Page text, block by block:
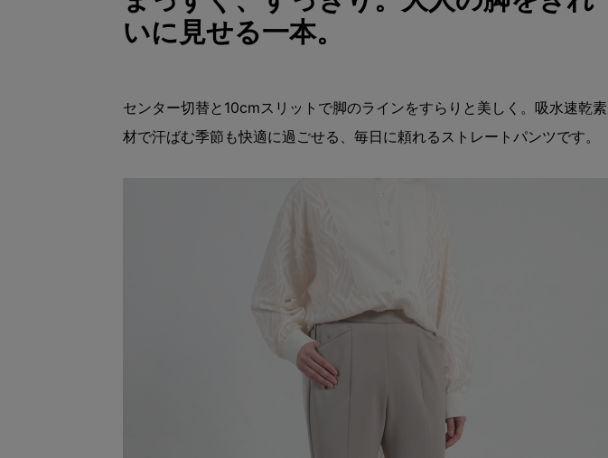
いに見せる一本。
センター切替と10cmスリットで脚のラインをすらりと美しく。吸水速乾素
材で汗ばむ季節も快適に過ごせる、毎日に頼れるストレートパンツです。